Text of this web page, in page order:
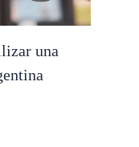
una